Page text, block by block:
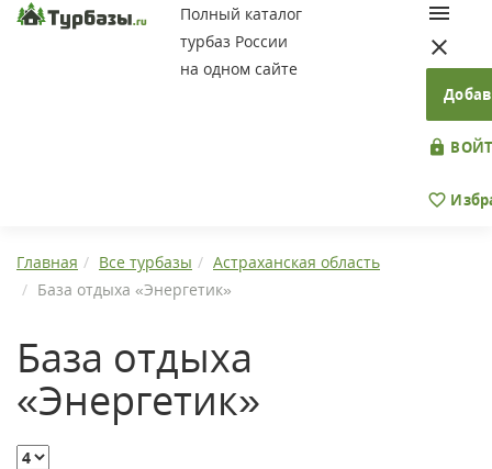
Полный каталог
турбаз России
на одном сайте
Главная Все турбазы
Астраханская область
База отдыха «Энергетик»
База отдыха
«Энергетик»